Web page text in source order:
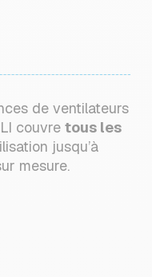
de ventilateurs
couvretous les
jusqu’à
mesure.